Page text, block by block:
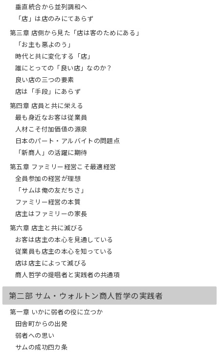
垂直統合から並列調和へ
「店」は店のみにてあらず
第三章 店側から見た「店は客のためにある」
「お主も悪よのう」
時代と共に変化する「店」
誰にとっての「良い店」なのか？
良い店の三つの要素
店は「手段」にあらず
第四章 店員と共に栄える
最も身近なお客は従業員
人材こそ付加価値の源泉
日本のパート・アルバイトの問題点
「新商人」の活躍に期待
第五章 ファミリー経営こそ最適経営
全員参加の経営が理想
「サムは俺の友だちさ」
ファミリー経営の本質
店主はファミリーの家長
第六章 店主と共に滅びる
お客は店主の本心を見通している
従業員も店主の本心を知っている
店は店主によって滅びる
商人哲学の提唱者と実践者の共通項
第二部 サム・ウォルトン商人哲学の実践者
第一章 いかに弱者の役に立つか
田舎町からの出発
弱者への思い
サムの成功四カ条